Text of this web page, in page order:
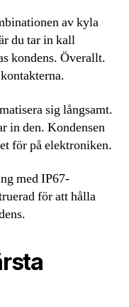
av kyla
du tar in kall
kondens. Överallt.
sig långsamt.
in den. Kondensen
för på elektroniken.
med IP67-
för att hålla